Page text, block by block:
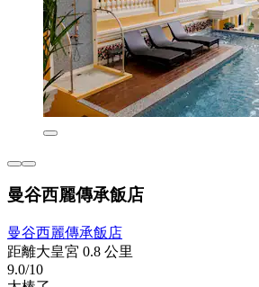
曼谷西麗傳承飯店
曼谷西麗傳承飯店
距離大皇宮 0.8 公里
9.0/10